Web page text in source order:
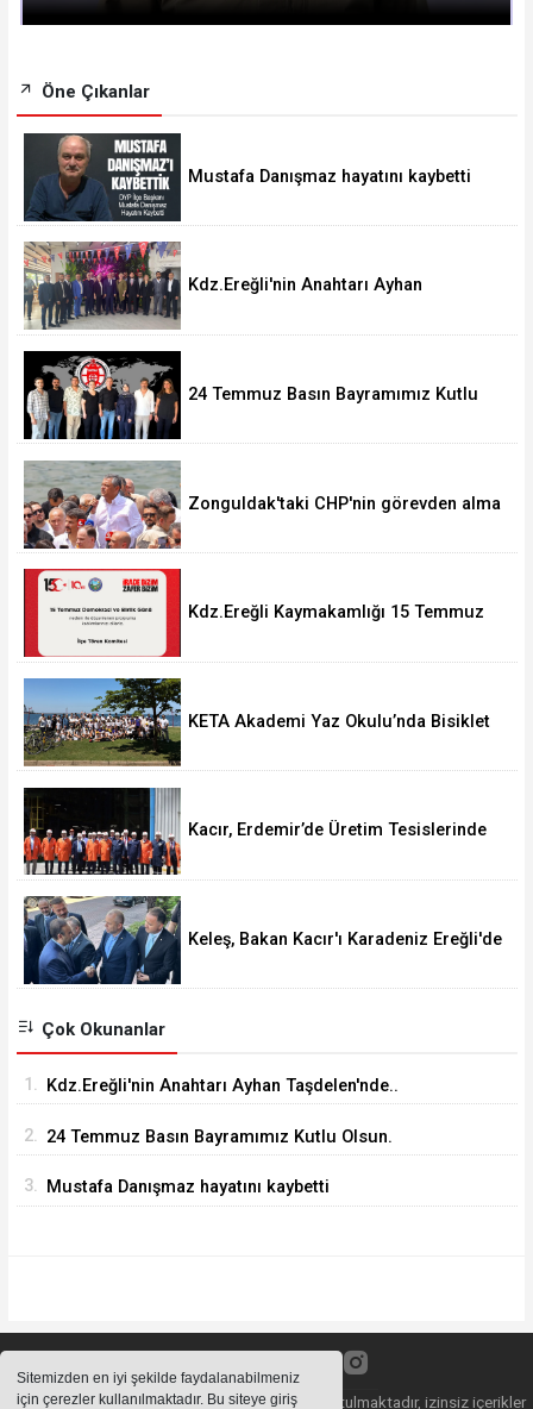
Sitemizden en iyi şekilde faydalanabilmeniz
için çerezler kullanılmaktadır. Bu siteye giriş
Öne Çıkanlar
Mustafa Danışmaz hayatını kaybetti
Kdz.Ereğli'nin Anahtarı Ayhan
24 Temmuz Basın Bayramımız Kutlu
Zonguldak'taki CHP'nin görevden alma
Kdz.Ereğli Kaymakamlığı 15 Temmuz
KETA Akademi Yaz Okulu’nda Bisiklet
Kacır, Erdemir’de Üretim Tesislerinde
Keleş, Bakan Kacır'ı Karadeniz Ereğli'de
Çok Okunanlar
1. Kdz.Ereğli'nin Anahtarı Ayhan Taşdelen'nde..
2. 24 Temmuz Basın Bayramımız Kutlu Olsun.
3. Mustafa Danışmaz hayatını kaybetti
Sitemizde bulunan içeriklerin tüm hakları saklı tutulmaktadır, izinsiz içerikler